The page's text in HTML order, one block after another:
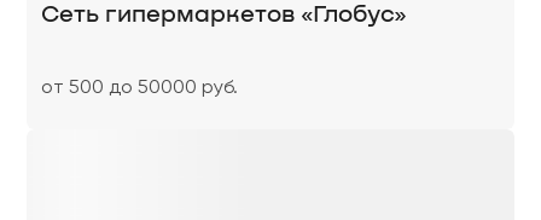
Сеть гипермаркетов «Глобус»
от 500 до 50000 руб.